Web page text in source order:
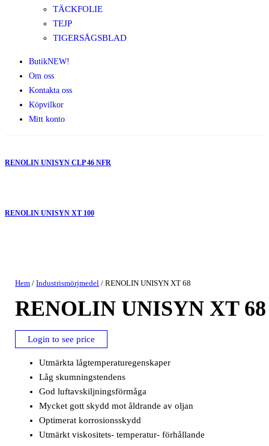
TÄCKFOLIE
TEJP
TIGERSÅGSBLAD
ButikNEW!
Om oss
Kontakta oss
Köpvilkor
Mitt konto
RENOLIN UNISYN CLP 46 NFR
RENOLIN UNISYN XT 100
Hem /Industrismörjmedel / RENOLIN UNISYN XT 68
RENOLIN UNISYN XT 68
Login to see price
Utmärkta lågtemperaturegenskaper
Låg skumningstendens
God luftavskiljningsförmåga
Mycket gott skydd mot åldrande av oljan
Optimerat korrosionsskydd
Utmärkt viskositets- temperatur- förhållande